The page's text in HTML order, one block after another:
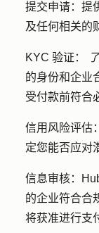
提交申请： 提
及任何相关的
KYC 验证：
的身份和企业
受付款前符合
信用风险评估：
定您能否应对
信息审核：
的企业符合合
将获准进行支